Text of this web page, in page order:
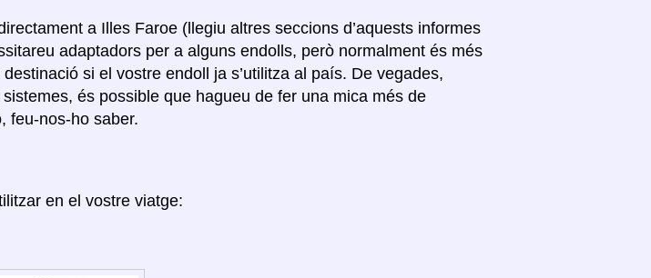
a Illes Faroe (llegiu altres seccions d’aquests informes
adaptadors per a alguns endolls, però normalment és més
si el vostre endoll ja s’utilitza al país. De vegades,
és possible que hagueu de fer una mica més de
feu-nos-ho saber.
en el vostre viatge: